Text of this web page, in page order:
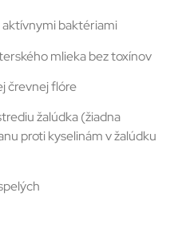
aktívnymi baktériami
mlieka bez toxínov
črevnej flóre
žalúdka (žiadna
proti kyselinám v žalúdku